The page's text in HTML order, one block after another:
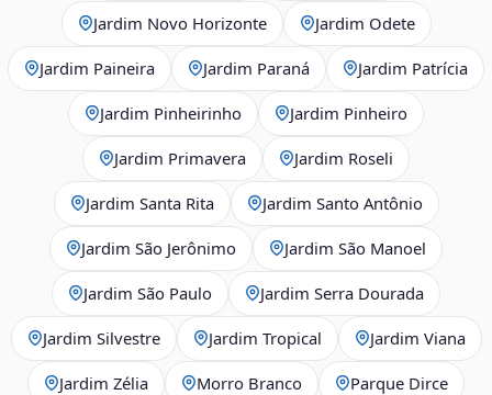
Jardim Novo Horizonte Jardim Odete
Jardim Paineira Jardim Paraná Jardim Patrícia
Jardim Pinheirinho Jardim Pinheiro
Jardim Primavera Jardim Roseli
Jardim Santa Rita Jardim Santo Antônio
Jardim São Jerônimo Jardim São Manoel
Jardim São Paulo Jardim Serra Dourada
Jardim Silvestre Jardim Tropical Jardim Viana
Jardim Zélia Morro Branco Parque Dirce